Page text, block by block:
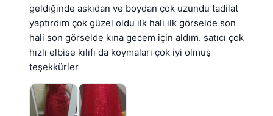
geldiğinde askıdan ve boydan çok uzundu tadilat
yaptırdım çok güzel oldu ilk hali ilk görselde son
hali son görselde kına gecem için aldım. satıcı çok
hızlı elbise kılıfı da koymaları çok iyi olmuş
teşekkürler